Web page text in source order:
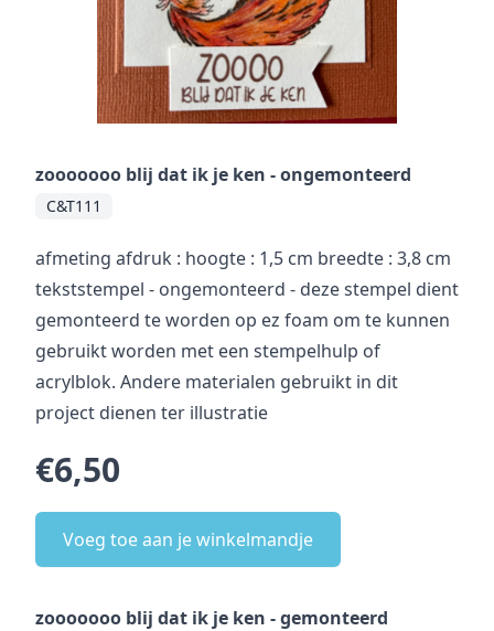
zooooooo blij dat ik je ken - ongemonteerd
C&T111
afmeting afdruk : hoogte : 1,5 cm breedte : 3,8 cm
tekststempel - ongemonteerd - deze stempel dient
gemonteerd te worden op ez foam om te kunnen
gebruikt worden met een stempelhulp of
acrylblok. Andere materialen gebruikt in dit
project dienen ter illustratie
€6,50
Voeg toe aan je winkelmandje
zooooooo blij dat ik je ken - gemonteerd